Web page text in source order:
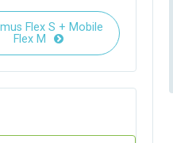
Flex S + Mobile
Flex M